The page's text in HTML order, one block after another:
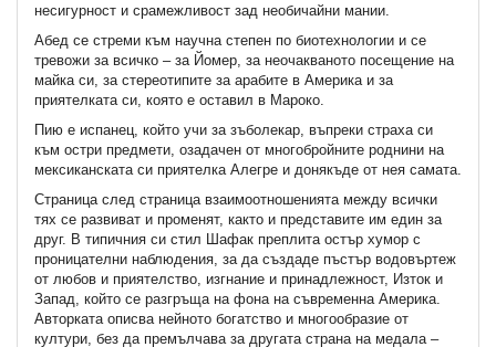
несигурност и срамежливост зад необичайни мании.
Абед се стреми към научна степен по биотехнологии и се
тревожи за всичко – за Йомер, за неочакваното посещение на
майка си, за стереотипите за арабите в Америка и за
приятелката си, която е оставил в Мароко.
Пию е испанец, който учи за зъболекар, въпреки страха си
към остри предмети, озадачен от многобройните роднини на
мексиканската си приятелка Алегре и донякъде от нея самата.
Страница след страница взаимоотношенията между всички
тях се развиват и променят, както и представите им един за
друг. В типичния си стил Шафак преплита остър хумор с
проницателни наблюдения, за да създаде пъстър водовъртеж
от любов и приятелство, изгнание и принадлежност, Изток и
Запад, който се разгръща на фона на съвременна Америка.
Авторката описва нейното богатство и многообразие от
култури, без да премълчава за другата страна на медала –